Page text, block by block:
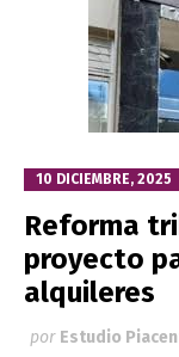
10 DICIEMBRE, 2025
Reforma
proyecto
alquileres
por Estudio